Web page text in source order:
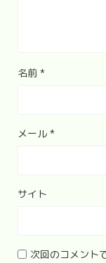
名前 *
メール *
サイト
次回のコメント